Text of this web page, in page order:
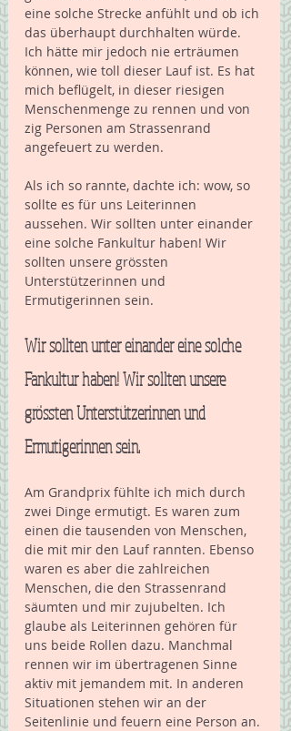
eine solche Strecke anfühlt und ob ich
das überhaupt durchhalten würde.
Ich hätte mir jedoch nie erträumen
können, wie toll dieser Lauf ist. Es hat
mich beflügelt, in dieser riesigen
Menschenmenge zu rennen und von
zig Personen am Strassenrand
angefeuert zu werden.
Als ich so rannte, dachte ich: wow, so
sollte es für uns Leiterinnen
aussehen. Wir sollten unter einander
eine solche Fankultur haben! Wir
sollten unsere grössten
Unterstützerinnen und
Ermutigerinnen sein.
Wir sollten unter einander eine solche
Fankultur haben! Wir sollten unsere
grössten Unterstützerinnen und
Ermutigerinnen sein.
Am Grandprix fühlte ich mich durch
zwei Dinge ermutigt. Es waren zum
einen die tausenden von Menschen,
die mit mir den Lauf rannten. Ebenso
waren es aber die zahlreichen
Menschen, die den Strassenrand
säumten und mir zujubelten. Ich
glaube als Leiterinnen gehören für
uns beide Rollen dazu. Manchmal
rennen wir im übertragenen Sinne
aktiv mit jemandem mit. In anderen
Situationen stehen wir an der
Seitenlinie und feuern eine Person an.